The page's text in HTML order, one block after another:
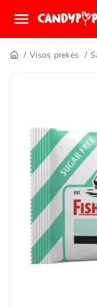
Visos prekės